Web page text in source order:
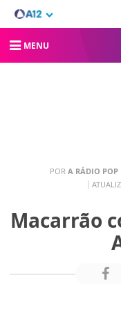
MENU
POR A RÁDIO POP
Macarrão